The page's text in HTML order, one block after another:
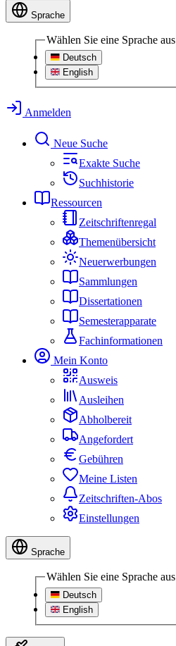
Sprache
Wählen Sie eine Sprache aus
Deutsch
English
Anmelden
Neue Suche
Exakte Suche
Suchhistorie
Ressourcen
Zeitschriftenregal
Themenübersicht
Neuerwerbungen
Sammlungen
Dissertationen
Semesterapparate
Fachinformationen
Mein Konto
Ausweis
Ausleihen
Abholbereit
Angefordert
Gebühren
Meine Listen
Zeitschriften-Abos
Einstellungen
Sprache
Wählen Sie eine Sprache aus
Deutsch
English